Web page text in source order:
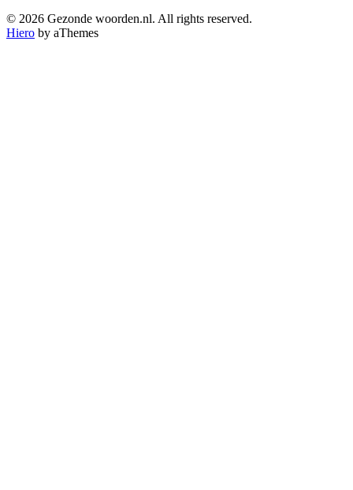
© 2026 Gezonde woorden.nl. All rights reserved.
Hiero by aThemes